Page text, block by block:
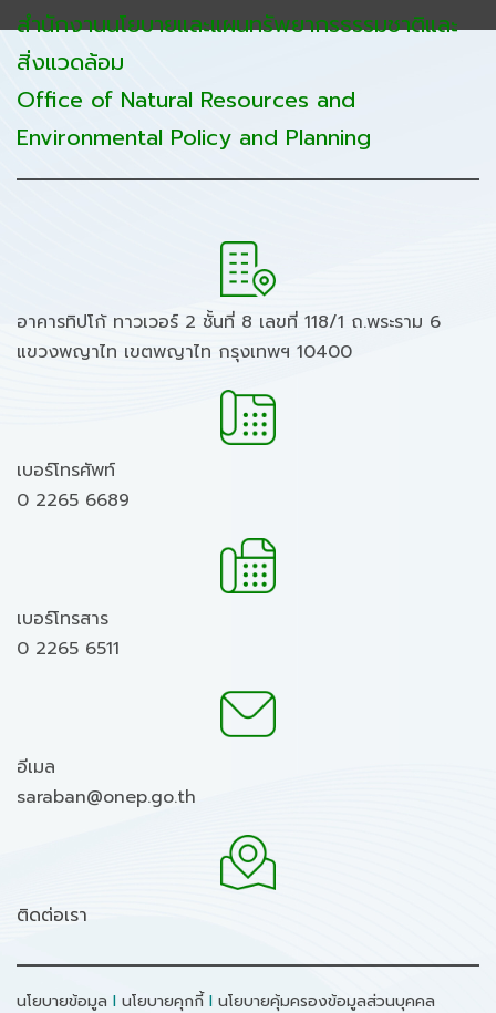
สำนักงานนโยบายและแผนทรัพยากรธรรมชาติและ
สิ่งแวดล้อม
Office of Natural Resources and
Environmental Policy and Planning
อาคารทิปโก้ ทาวเวอร์ 2 ชั้นที่ 8 เลขที่ 118/1 ถ.พระราม 6
แขวงพญาไท เขตพญาไท กรุงเทพฯ 10400
เบอร์โทรศัพท์
0 2265 6689
เบอร์โทรสาร
0 2265 6511
อีเมล
saraban@onep.go.th
ติดต่อเรา
นโยบายข้อมูล I นโยบายคุกกี้ I นโยบายคุ้มครองข้อมูลส่วนบุคคล